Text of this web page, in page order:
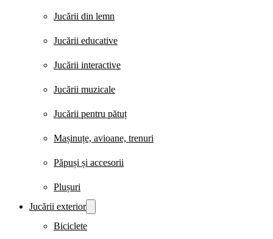
Jucării din lemn
Jucării educative
Jucării interactive
Jucării muzicale
Jucării pentru pătuț
Mașinuțe, avioane, trenuri
Păpuși și accesorii
Plușuri
Jucării exterior
Biciclete